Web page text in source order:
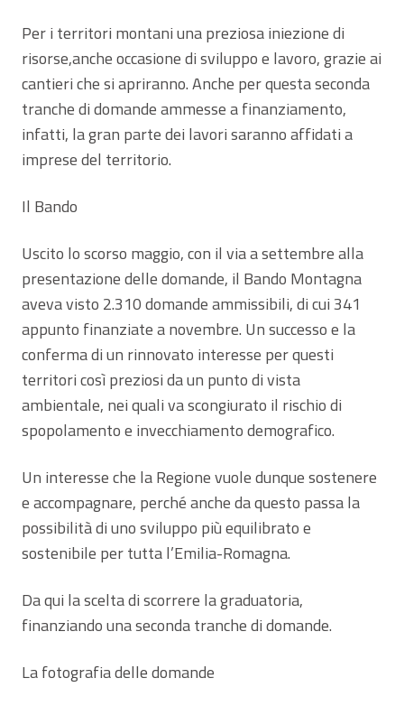
Per i territori montani una preziosa iniezione di
risorse,anche occasione di sviluppo e lavoro, grazie ai
cantieri che si apriranno. Anche per questa seconda
tranche di domande ammesse a finanziamento,
infatti, la gran parte dei lavori saranno affidati a
imprese del territorio.
Il Bando
Uscito lo scorso maggio, con il via a settembre alla
presentazione delle domande, il Bando Montagna
aveva visto 2.310 domande ammissibili, di cui 341
appunto finanziate a novembre. Un successo e la
conferma di un rinnovato interesse per questi
territori così preziosi da un punto di vista
ambientale, nei quali va scongiurato il rischio di
spopolamento e invecchiamento demografico.
Un interesse che la Regione vuole dunque sostenere
e accompagnare, perché anche da questo passa la
possibilità di uno sviluppo più equilibrato e
sostenibile per tutta l’Emilia-Romagna.
Da qui la scelta di scorrere la graduatoria,
finanziando una seconda tranche di domande.
La fotografia delle domande